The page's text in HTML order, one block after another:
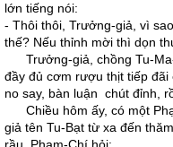
lớn tiếng nói:
- Thôi thôi, Trưởng-giả, vì
thế? Nếu thỉnh mời thì dọn
Trưởng-giả, chồng Tu-
đầy đủ cơm rượu thịt tiếp
no say, bàn luận chút đỉnh,
Chiều hôm ấy, có một
giả tên Tu-Bạt từ xa đến